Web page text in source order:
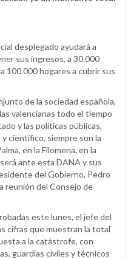
desplegado ayudará a
sus ingresos, a 30.000
100.000 hogares a cubrir sus
de la sociedad española,
valencianas todo el tiempo
y las políticas públicas,
científico, siempre son la
en la Filomena, en la
ante esta DANA y sus
del Gobierno, Pedro
reunión del Consejo de
este lunes, el jefe del
cifras que muestran la total
a la catástrofe, con
guardias civiles y técnicos